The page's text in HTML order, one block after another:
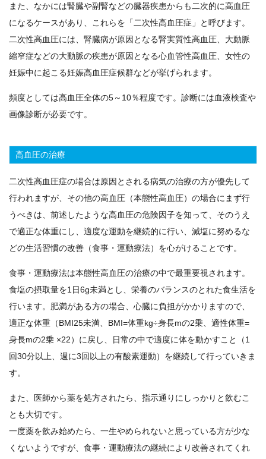
また、なかには腎臓や副腎などの臓器疾患からも二次的に高血圧
になるケースがあり、これらを「二次性高血圧症」と呼びます。
二次性高血圧には、腎臓病が原因となる腎実質性高血圧、大動脈
縮窄症などの大動脈の疾患が原因となる心血管性高血圧、女性の
妊娠中に起こる妊娠高血圧症候群などが挙げられます。
頻度としては高血圧全体の5～10％程度です。診断には血液検査や
画像診断が必要です。
高血圧の治療
二次性高血圧症の場合は原因とされる病気の治療の方が優先して
行われますが、その他の高血圧（本態性高血圧）の場合にまず行
うべきは、前述したような高血圧の危険因子を知って、そのうえ
で適正な体重にし、適度な運動を継続的に行い、減塩に努めるな
どの生活習慣の改善（食事・運動療法）を心がけることです。
食事・運動療法は本態性高血圧の治療の中で最重要視されます。
食塩の摂取量を1日6g未満とし、栄養のバランスのとれた食生活を
行います。肥満がある方の場合、心臓に負担がかかりますので、
適正な体重（BMI25未満、BMI=体重kg÷身長mの2乗、適性体重=
身長mの2乗 ×22）に戻し、日常の中で適度に体を動かすこと（1
回30分以上、週に3回以上の有酸素運動）を継続して行っていきま
す。
また、医師から薬を処方されたら、指示通りにしっかりと飲むこ
とも大切です。
一度薬を飲み始めたら、一生やめられないと思っている方が少な
くないようですが、食事・運動療法の継続により改善されてくれ